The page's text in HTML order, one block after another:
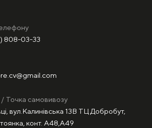
808-03-33
Точка самовивозу
вул.Калинівська 13В ТЦ Добробут,
конт. А48,А49